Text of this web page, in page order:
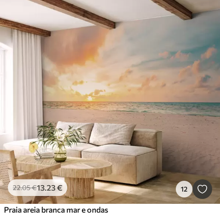
22.05€13.23€ 12
Praia areia branca mar e ondas